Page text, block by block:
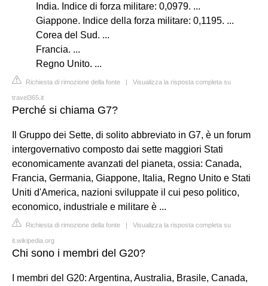
India. Indice di forza militare: 0,0979. ...
Giappone. Indice della forza militare: 0,1195. ...
Corea del Sud. ...
Francia. ...
Regno Unito. ...
Richiesta di rimozione della fonte | Visualizza la risposta completa su
travel365.it
Perché si chiama G7?
Il Gruppo dei Sette, di solito abbreviato in G7, è un forum
intergovernativo composto dai sette maggiori Stati
economicamente avanzati del pianeta, ossia: Canada,
Francia, Germania, Giappone, Italia, Regno Unito e Stati
Uniti d'America, nazioni sviluppate il cui peso politico,
economico, industriale e militare è ...
Richiesta di rimozione della fonte | Visualizza la risposta completa su
it.wikipedia.org
Chi sono i membri del G20?
I membri del G20: Argentina, Australia, Brasile, Canada,